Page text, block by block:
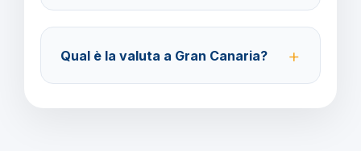
Acconto del 40% alla prenotazione, saldo 30 giorni
prima della partenza.
Qual è la valuta a Gran Canaria?